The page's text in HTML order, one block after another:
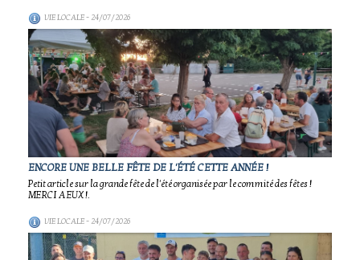
VIE LOCALE- 24/07/2026
ENCORE UNE BELLE FÊTE DE L'ÉTÉ CETTE ANNÉE !
Petit article sur la grande fête de l'été organisée par le commité des fêtes !
MERCI A EUX !.
VIE LOCALE- 24/07/2026